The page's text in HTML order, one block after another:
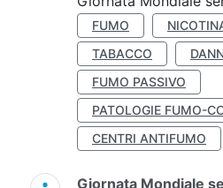
FUMO
TABACCO
FUMO PASSIVO
PATOLOGIE FUMO-
CENTRI ANTIFUMO
Giornata Mondiale